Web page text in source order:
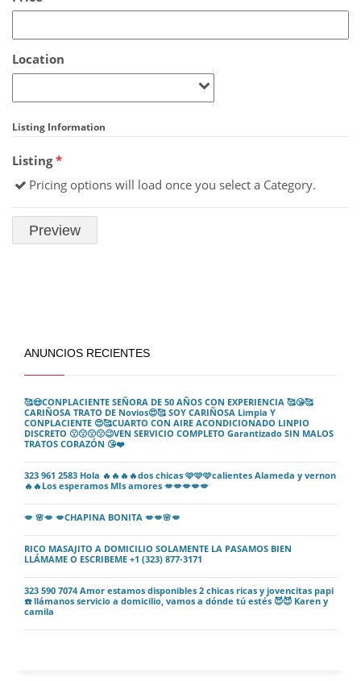
Location
Listing Information
Listing*
Pricing options will load once you select a Category.
ANUNCIOS RECIENTES
🥰😍CONPLACIENTE SEÑORA DE 50 AÑOS CON EXPERIENCIA 🥰😘🥰
CARIÑOSA TRATO DE Novios😍🥰 SOY CARIÑOSA Limpia Y
CONPLACIENTE 😍🥰CUARTO CON AIRE ACONDICIONADO LINPIO
DISCRETO 😗😗😗😗😉VEN SERVICIO COMPLETO Garantizado SIN MALOS
TRATOS CORAZÓN 😘❤️
323 961 2583 Hola 🔥🔥🔥🔥dos chicas 🩷🩷🩷calientes Alameda y vernon
🔥🔥Los esperamos MIs amores 💋💋💋💋💋
💋 🌸💋 💋CHAPINA BONITA 💋💋🌸💋
RICO MASAJITO A DOMICILIO SOLAMENTE LA PASAMOS BIEN
LLÁMAME O ESCRIBEME +1 (323) 877-3171
323 590 7074 Amor estamos disponibles 2 chicas ricas y jovencitas papi
☎️ llámanos servicio a domicilio, vamos a dónde tú estés 😈😈 Karen y
camila